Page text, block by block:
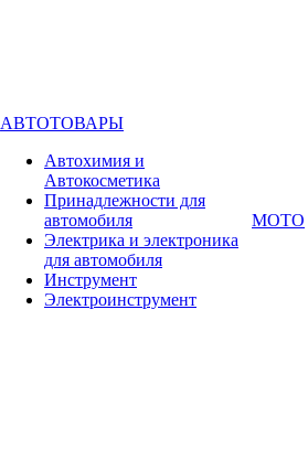
АВТОТОВАРЫ
Автохимия и
Автокосметика
Принадлежности для
автомобиля
Электрика и электроника
для автомобиля
Инструмент
Электроинструмент
МОТО